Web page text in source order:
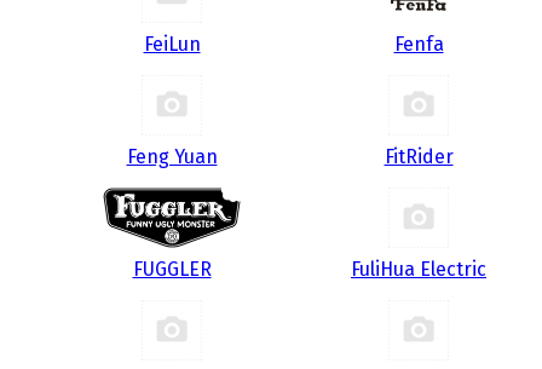
FeiLun Fenfa
Feng Yuan FitRider
FUGGLER FuliHua Electric